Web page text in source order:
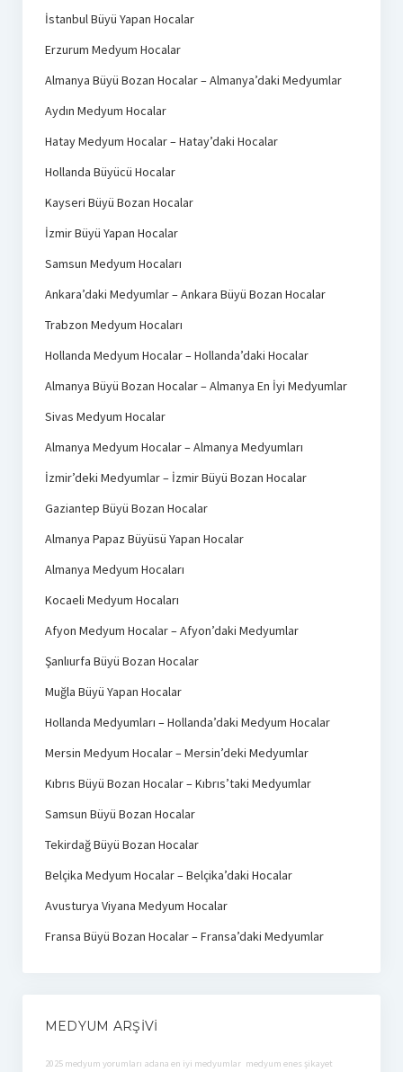
İstanbul Büyü Yapan Hocalar
Erzurum Medyum Hocalar
Almanya Büyü Bozan Hocalar – Almanya’daki Medyumlar
Aydın Medyum Hocalar
Hatay Medyum Hocalar – Hatay’daki Hocalar
Hollanda Büyücü Hocalar
Kayseri Büyü Bozan Hocalar
İzmir Büyü Yapan Hocalar
Samsun Medyum Hocaları
Ankara’daki Medyumlar – Ankara Büyü Bozan Hocalar
Trabzon Medyum Hocaları
Hollanda Medyum Hocalar – Hollanda’daki Hocalar
Almanya Büyü Bozan Hocalar – Almanya En İyi Medyumlar
Sivas Medyum Hocalar
Almanya Medyum Hocalar – Almanya Medyumları
İzmir’deki Medyumlar – İzmir Büyü Bozan Hocalar
Gaziantep Büyü Bozan Hocalar
Almanya Papaz Büyüsü Yapan Hocalar
Almanya Medyum Hocaları
Kocaeli Medyum Hocaları
Afyon Medyum Hocalar – Afyon’daki Medyumlar
Şanlıurfa Büyü Bozan Hocalar
Muğla Büyü Yapan Hocalar
Hollanda Medyumları – Hollanda’daki Medyum Hocalar
Mersin Medyum Hocalar – Mersin’deki Medyumlar
Kıbrıs Büyü Bozan Hocalar – Kıbrıs’taki Medyumlar
Samsun Büyü Bozan Hocalar
Tekirdağ Büyü Bozan Hocalar
Belçika Medyum Hocalar – Belçika’daki Hocalar
Avusturya Viyana Medyum Hocalar
Fransa Büyü Bozan Hocalar – Fransa’daki Medyumlar
MEDYUM ARŞIVI
2025 medyum yorumları adana en iyi medyumlar medyum enes şikayet